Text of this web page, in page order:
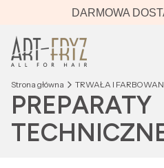
DARMOWA
Strona główna TRWAŁA I
PREPARATY